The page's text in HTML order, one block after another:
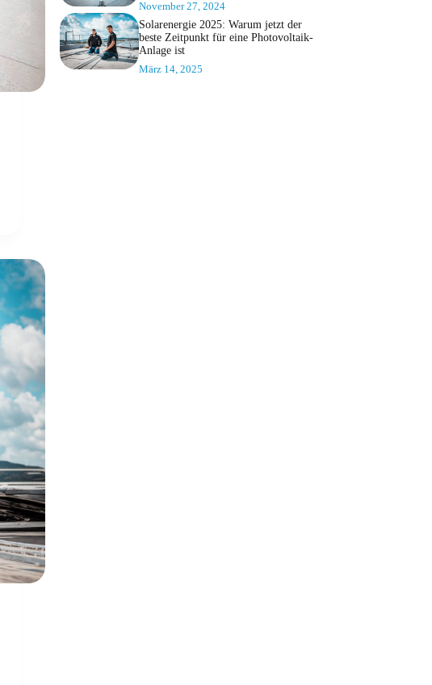
November 27, 2024
Solarenergie 2025: Warum jetzt der
beste Zeitpunkt für eine Photovoltaik-
Anlage ist
März 14, 2025